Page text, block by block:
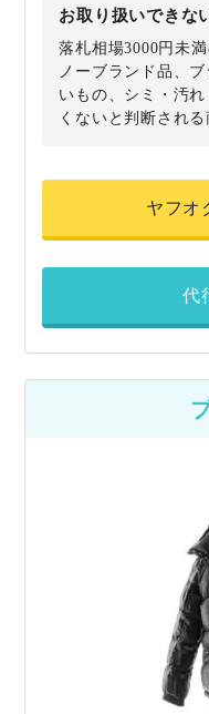
お取り扱いできな
落札相場3000円未
ノーブランド品、
いもの、シミ・汚
くないと判断される
ヤフオ
代